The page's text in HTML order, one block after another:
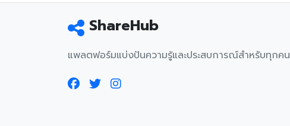
ShareHub
แพลตฟอร์มแบ่งปันความรู้และประสบการณ์สำหรับทุกคน